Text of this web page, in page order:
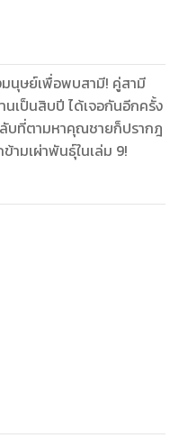
มนุษย์เพื่อพบสามี! คู่สามี
เป็นสิบปี ได้เจอกันอีกครั้ง
ลับที่ตามหาคุณชายก็ปรากฎ
มเผ่าพันธุ์ในเล่ม 9!